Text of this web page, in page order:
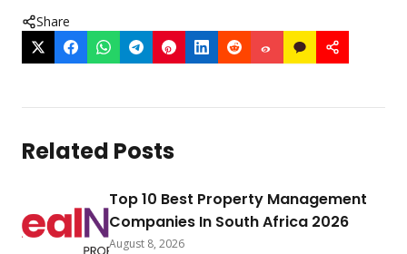
Share
Related Posts
Top 10 Best Property Management
Companies In South Africa 2026
August 8, 2026